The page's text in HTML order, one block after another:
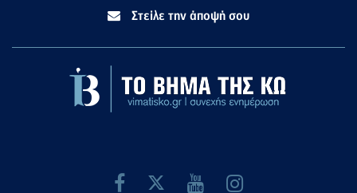
Στείλε την άποψή σου